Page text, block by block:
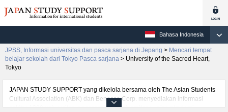
Bahasa Indonesia
JPSS, Informasi universitas dan pasca sarjana di Jepang > Mencari tempat
belajar sekolah dari Tokyo Pasca sarjana > University of the Sacred Heart,
Tokyo
JAPAN STUDY SUPPORT yang dikelola bersama oleh The Asian Students
Cultural Association (ABK) dan Benesse Corp. menyediakan informasi
sekitar 1300 universitas, pascasarjana, universitas yunior, akademi